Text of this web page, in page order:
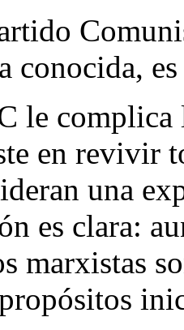
conocida,
le
en revivir
una
es clara:
marxistas